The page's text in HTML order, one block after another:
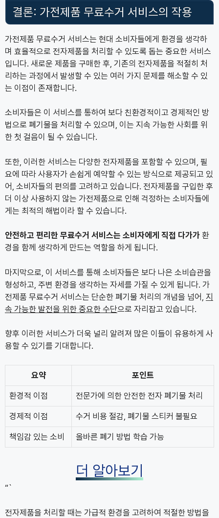
결론: 가전제품 무료수거 서비스의 작용
가전제품 무료수거 서비스는 현대 소비자들에게 환경을 생각하
며 효율적으로 전자제품을 처리할 수 있도록 돕는 중요한 서비스
입니다. 새로운 제품을 구매한 후, 기존의 전자제품을 적절히 처
리하는 과정에서 발생할 수 있는 여러 가지 문제를 해소할 수 있
는 이점이 존재합니다.
소비자들은 이 서비스를 통하여 보다 친환경적이고 경제적인 방
법으로 폐기물을 처리할 수 있으며, 이는 지속 가능한 사회를 위
한 첫 걸음이 될 수 있습니다.
또한, 이러한 서비스는 다양한 전자제품을 포함할 수 있으며, 필
요에 따라 사용자가 손쉽게 예약할 수 있는 방식으로 제공되고 있
어, 소비자들의 편의를 고려하고 있습니다. 전자제품을 구입한 후
더 이상 사용하지 않는 가전제품으로 인해 걱정하는 소비자들에
게는 최적의 해법이라 할 수 있습니다.
안전하고 편리한 무료수거 서비스는 소비자에게 직접 다가가 환
경을 함께 생각하게 만드는 역할을 하게 됩니다.
마지막으로, 이 서비스를 통해 소비자들은 보다 나은 소비습관을
형성하고, 주변 환경을 생각하는 자세를 가질 수 있게 됩니다. 가
전제품 무료수거 서비스는 단순한 폐기물 처리의 개념을 넘어, 지
속 가능한 발전을 위한 중요한 수단으로 자리잡고 있습니다.
향후 이러한 서비스가 더욱 널리 알려져 많은 이들이 유용하게 사
용할 수 있기를 기대합니다.
요약 포인트
환경적 이점 전문가에 의한 안전한 전자 폐기물 처리
경제적 이점 수거 비용 절감, 폐기물 스티커 불필요
책임감 있는 소비 올바른 폐기 방법 학습 가능
더 알아보기
“`
전자제품을 처리할 때는 가급적 환경을 고려하여 적절한 방법을